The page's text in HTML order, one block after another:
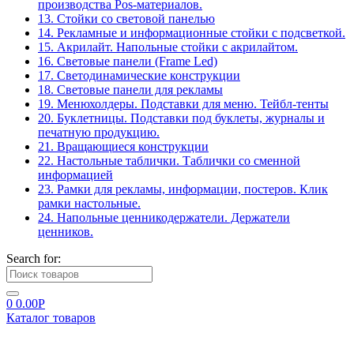
производства Pos-материалов.
13. Стойки со световой панелью
14. Рекламные и информационные стойки с подсветкой.
15. Акрилайт. Напольные стойки с акрилайтом.
16. Световые панели (Frame Led)
17. Светодинамические конструкции
18. Световые панели для рекламы
19. Менюхолдеры. Подставки для меню. Тейбл-тенты
20. Буклетницы. Подставки под буклеты, журналы и
печатную продукцию.
21. Вращающиеся конструкции
22. Настольные таблички. Таблички со сменной
информацией
23. Рамки для рекламы, информации, постеров. Клик
рамки настольные.
24. Напольные ценникодержатели. Держатели
ценников.
Search for:
0 0.00Р
Каталог товаров